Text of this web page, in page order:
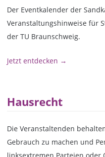
Der Eventkalender der
Veranstaltungshinweise für
der TU Braunschweig.
Jetzt entdecken →
Hausrecht
Die Veranstaltenden
Gebrauch zu machen und